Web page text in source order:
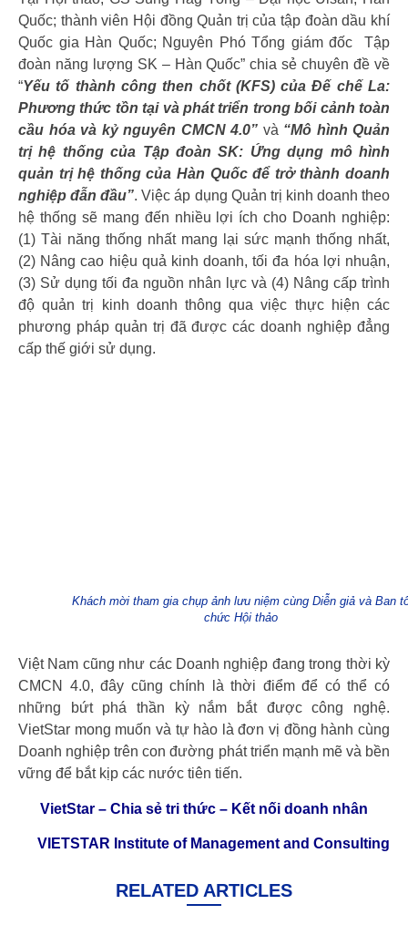
Quốc; thành viên Hội đồng Quản trị của tập đoàn dầu khí
Quốc gia Hàn Quốc; Nguyên Phó Tổng giám đốc Tập
đoàn năng lượng SK – Hàn Quốc” chia sẻ chuyên đề về
“Yếu tố thành công then chốt (KFS) của Đế chế La:
Phương thức tồn tại và phát triển trong bối cảnh toàn
cầu hóa và kỷ nguyên CMCN 4.0” và “Mô hình Quản
trị hệ thống của Tập đoàn SK: Ứng dụng mô hình
quản trị hệ thống của Hàn Quốc để trở thành doanh
nghiệp đẫn đầu”. Việc áp dụng Quản trị kinh doanh theo
hệ thống sẽ mang đến nhiều lợi ích cho Doanh nghiệp:
(1) Tài năng thống nhất mang lại sức mạnh thống nhất,
(2) Nâng cao hiệu quả kinh doanh, tối đa hóa lợi nhuận,
(3) Sử dụng tối đa nguồn nhân lực và (4) Nâng cấp trình
độ quản trị kinh doanh thông qua việc thực hiện các
phương pháp quản trị đã được các doanh nghiệp đẳng
cấp thế giới sử dụng.
Khách mời tham gia chụp ảnh lưu niệm cùng Diễn giả và Ban
chức Hội thảo
Việt Nam cũng như các Doanh nghiệp đang trong thời kỳ
CMCN 4.0, đây cũng chính là thời điểm để có thể có
những bứt phá thần kỳ nắm bắt được công nghệ.
VietStar mong muốn và tự hào là đơn vị đồng hành cùng
Doanh nghiệp trên con đường phát triển mạnh mẽ và bền
vững để bắt kịp các nước tiên tiến.
VietStar – Chia sẻ tri thức – Kết nối doanh nhân
VIETSTAR Institute of Management and Consulting
RELATED ARTICLES